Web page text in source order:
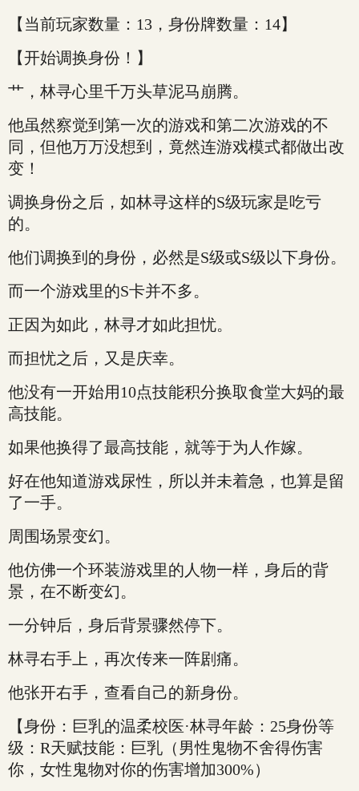
【当前玩家数量：13，身份牌数量：14】
【开始调换身份！】
艹，林寻心里千万头草泥马崩腾。
他虽然察觉到第一次的游戏和第二次游戏的不
同，但他万万没想到，竟然连游戏模式都做出改
变！
调换身份之后，如林寻这样的S级玩家是吃亏
的。
他们调换到的身份，必然是S级或S级以下身份。
而一个游戏里的S卡并不多。
正因为如此，林寻才如此担忧。
而担忧之后，又是庆幸。
他没有一开始用10点技能积分换取食堂大妈的最
高技能。
如果他换得了最高技能，就等于为人作嫁。
好在他知道游戏尿性，所以并未着急，也算是留
了一手。
周围场景变幻。
他仿佛一个环装游戏里的人物一样，身后的背
景，在不断变幻。
一分钟后，身后背景骤然停下。
林寻右手上，再次传来一阵剧痛。
他张开右手，查看自己的新身份。
【身份：巨乳的温柔校医·林寻年龄：25身份等
级：R天赋技能：巨乳（男性鬼物不舍得伤害
你，女性鬼物对你的伤害增加300%）